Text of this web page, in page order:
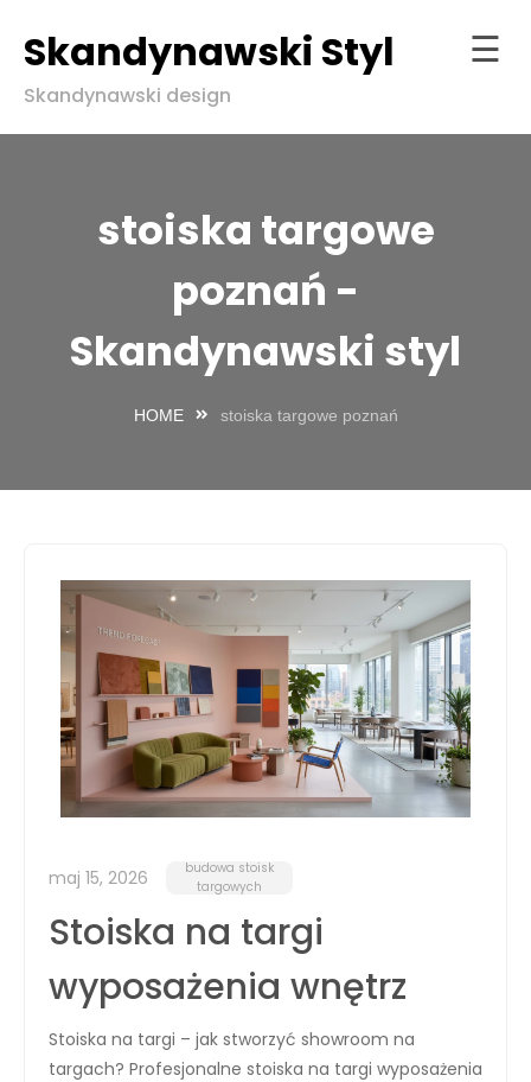
to
content
Skandynawski Styl
Skandynawski design
☰
stoiska targowe
poznań -
Skandynawski styl
HOME stoiska targowe poznań
maj 15, 2026
budowa stoisk
targowych
Stoiska na targi
wyposażenia wnętrz
Stoiska na targi – jak stworzyć showroom na
targach? Profesjonalne stoiska na targi wyposażenia